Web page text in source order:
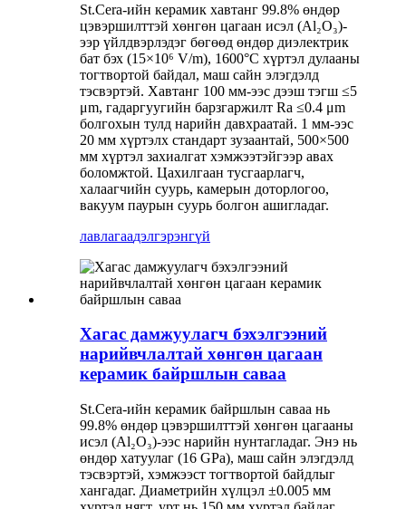
St.Cera-ийн керамик хавтанг 99.8% өндөр
цэвэршилттэй хөнгөн цагаан исэл (Al₂O₃)-
ээр үйлдвэрлэдэг бөгөөд өндөр диэлектрик
бат бэх (15×10⁶ V/m), 1600°C хүртэл дулааны
тогтвортой байдал, маш сайн элэгдэлд
тэсвэртэй. Хавтанг 100 мм-ээс дээш тэгш ≤5
μm, гадаргуугийн барзгаржилт Ra ≤0.4 μm
болгохын тулд нарийн давхраатай. 1 мм-ээс
20 мм хүртэлх стандарт зузаантай, 500×500
мм хүртэл захиалгат хэмжээтэйгээр авах
боломжтой. Цахилгаан тусгаарлагч,
халаагчийн суурь, камерын доторлогоо,
вакуум паурын суурь болгон ашигладаг.
лавлагаадэлгэрэнгүй
Хагас дамжуулагч бэхэлгээний
нарийвчлалтай хөнгөн цагаан
керамик байршлын саваа
St.Cera-ийн керамик байршлын саваа нь
99.8% өндөр цэвэршилттэй хөнгөн цагааны
исэл (Al₂O₃)-ээс нарийн нунтагладаг. Энэ нь
өндөр хатуулаг (16 GPa), маш сайн элэгдэлд
тэсвэртэй, хэмжээст тогтвортой байдлыг
хангадаг. Диаметрийн хүлцэл ±0.005 мм